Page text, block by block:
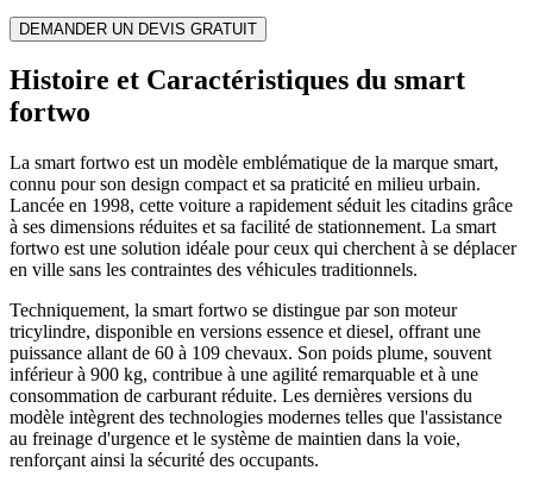
DEMANDER UN DEVIS GRATUIT
Histoire et Caractéristiques du smart
fortwo
La smart fortwo est un modèle emblématique de la marque smart,
connu pour son design compact et sa praticité en milieu urbain.
Lancée en 1998, cette voiture a rapidement séduit les citadins grâce
à ses dimensions réduites et sa facilité de stationnement. La smart
fortwo est une solution idéale pour ceux qui cherchent à se déplacer
en ville sans les contraintes des véhicules traditionnels.
Techniquement, la smart fortwo se distingue par son moteur
tricylindre, disponible en versions essence et diesel, offrant une
puissance allant de 60 à 109 chevaux. Son poids plume, souvent
inférieur à 900 kg, contribue à une agilité remarquable et à une
consommation de carburant réduite. Les dernières versions du
modèle intègrent des technologies modernes telles que l'assistance
au freinage d'urgence et le système de maintien dans la voie,
renforçant ainsi la sécurité des occupants.